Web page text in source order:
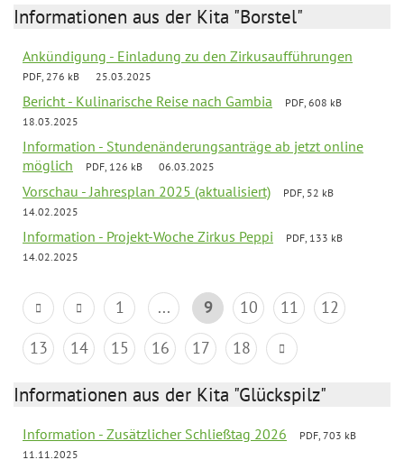
Informationen aus der Kita "Borstel"
Ankündigung - Einladung zu den Zirkusaufführungen
PDF, 276 kB 25.03.2025
Bericht - Kulinarische Reise nach Gambia
PDF, 608 kB
18.03.2025
Information - Stundenänderungsanträge ab jetzt online
möglich
PDF, 126 kB 06.03.2025
Vorschau - Jahresplan 2025 (aktualisiert)
PDF, 52 kB
14.02.2025
Information - Projekt-Woche Zirkus Peppi
PDF, 133 kB
14.02.2025
1 ... 9 10 11
12
13
14 15 16 17 18
Informationen aus der Kita "Glückspilz"
Information - Zusätzlicher Schließtag 2026
PDF, 703 kB
11.11.2025